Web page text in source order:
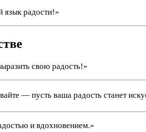
язык радости!»
свою радость!»
— пусть ваша радость станет
и вдохновением.»